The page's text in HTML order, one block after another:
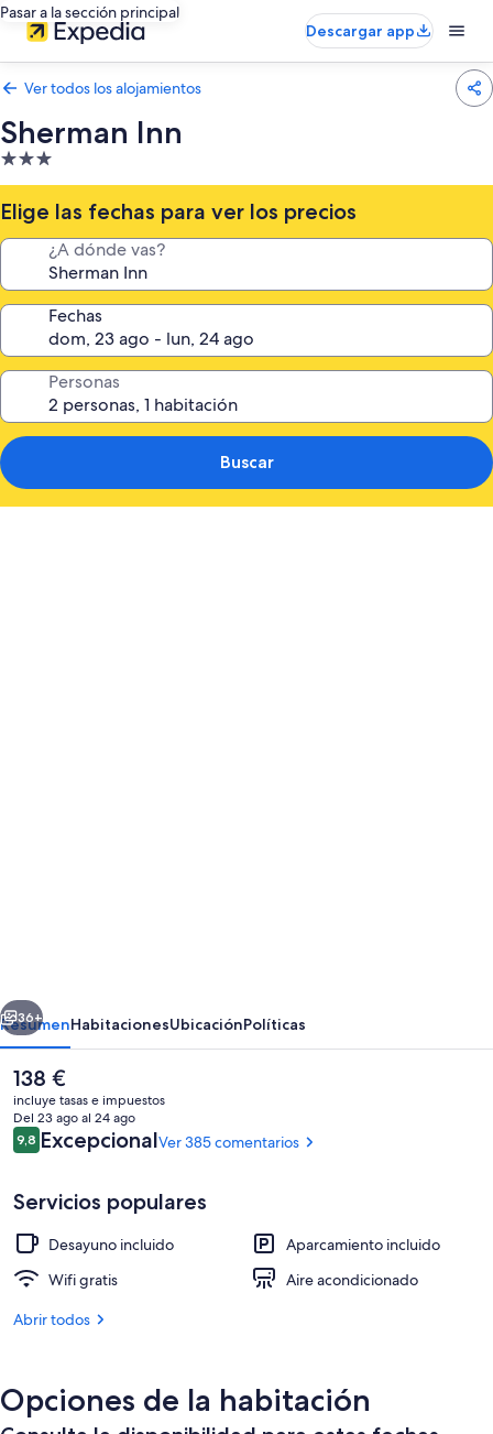
Pasar a la sección principal
Descargar app
Ver todos los alojamientos
Sherman Inn
Alojamiento
de
3.0 estrellas
Elige las fechas para ver los precios
¿A dónde vas?
Fechas
Personas
Buscar
Fachada del alojamiento
Siguiente
36+
ResumenHabitacionesUbicaciónPolíticas
El
precio
actual
es
de
138 €
incluye tasas e impuestos
Del 23 ago al 24 ago
Comentarios
9,89,8 de 10
ExcepcionalVer 385 comentarios
Servicios populares
Desayuno incluido
Aparcamiento incluido
Wifi gratis
Aire acondicionado
Abrir todos
Opciones de la habitación